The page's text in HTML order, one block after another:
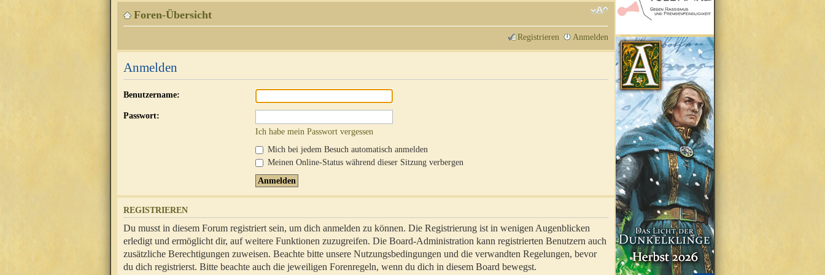
Foren-Übersicht
Registrieren Anmelden
Anmelden
Benutzername:
Passwort:
Ich habe mein Passwort vergessen
Mich bei jedem Besuch automatisch anmelden
Meinen Online-Status während dieser Sitzung verbergen
REGISTRIEREN
Du musst in diesem Forum registriert sein, um dich anmelden zu können. Die Registrierung ist in wenigen Augenblicken
erledigt und ermöglicht dir, auf weitere Funktionen zuzugreifen. Die Board-Administration kann registrierten Benutzern auch
zusätzliche Berechtigungen zuweisen. Beachte bitte unsere Nutzungsbedingungen und die verwandten Regelungen, bevor
du dich registrierst. Bitte beachte auch die jeweiligen Forenregeln, wenn du dich in diesem Board bewegst.